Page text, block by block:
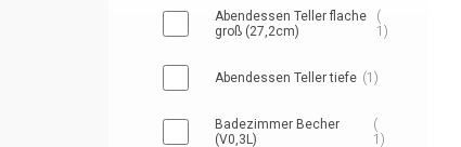
Abendessen Teller flache
groß (27,2cm)
1
Abendessen Teller tiefe 1
Badezimmer Becher
(V0,3L)
1